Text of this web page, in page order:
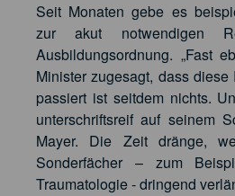
Seit Monaten gebe es
zur akut notwendigen
Ausbildungsordnung. „Fast
Minister zugesagt, dass diese
passiert ist seitdem nichts.
unterschriftsreif auf seinem
Mayer. Die Zeit dränge,
Sonderfächer – zum
Traumatologie - dringend